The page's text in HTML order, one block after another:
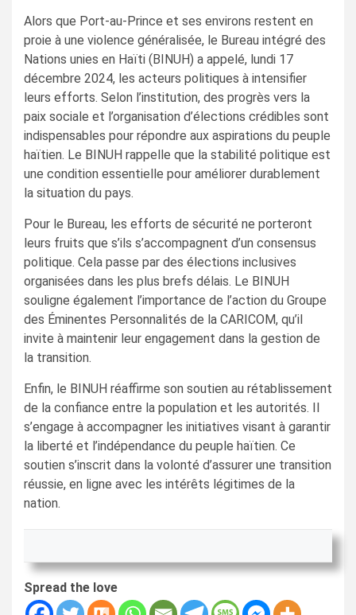
Alors que Port-au-Prince et ses environs restent en
proie à une violence généralisée, le Bureau intégré des
Nations unies en Haïti (BINUH) a appelé, lundi 17
décembre 2024, les acteurs politiques à intensifier
leurs efforts. Selon l’institution, des progrès vers la
paix sociale et l’organisation d’élections crédibles sont
indispensables pour répondre aux aspirations du peuple
haïtien. Le BINUH rappelle que la stabilité politique est
une condition essentielle pour améliorer durablement
la situation du pays.
Pour le Bureau, les efforts de sécurité ne porteront
leurs fruits que s’ils s’accompagnent d’un consensus
politique. Cela passe par des élections inclusives
organisées dans les plus brefs délais. Le BINUH
souligne également l’importance de l’action du Groupe
des Éminentes Personnalités de la CARICOM, qu’il
invite à maintenir leur engagement dans la gestion de
la transition.
Enfin, le BINUH réaffirme son soutien au rétablissement
de la confiance entre la population et les autorités. Il
s’engage à accompagner les initiatives visant à garantir
la liberté et l’indépendance du peuple haïtien. Ce
soutien s’inscrit dans la volonté d’assurer une transition
réussie, en ligne avec les intérêts légitimes de la
nation.
Spread the love